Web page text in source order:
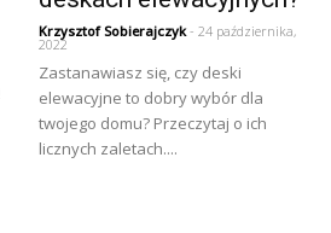
Krzysztof Sobierajczyk- 24 października,
2022
Zastanawiasz się, czy deski
elewacyjne to dobry wybór dla
twojego domu? Przeczytaj o ich
licznych zaletach....